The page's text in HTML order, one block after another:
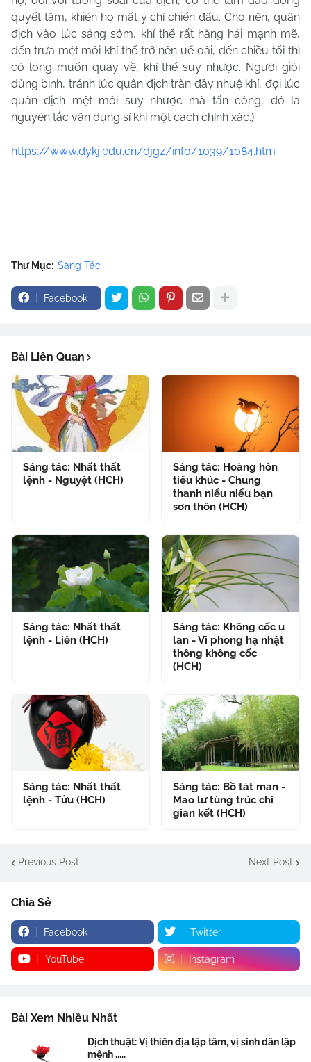
quyết tâm, khiến họ mất ý chí chiến đấu. Cho nên, quân
địch vào lúc sáng sớm, khí thế rất hăng hái mạnh mẽ,
đến trưa mệt mỏi khí thế trở nên uể oải, đến chiều tối thì
có lòng muốn quay về, khí thế suy nhược. Người giỏi
dùng binh, tránh lúc quân địch tràn đầy nhuệ khí, đợi lúc
quân địch mệt mỏi suy nhược mà tấn công, đó là
nguyên tắc vận dụng sĩ khí một cách chính xác.)
https://www.dykj.edu.cn/djgz/info/1039/1084.htm
Thư Mục: Sáng Tác
Facebook
Bài Liên Quan
Sáng tác: Nhất thất
lệnh - Nguyệt (HCH)
Sáng tác: Hoàng hôn
tiểu khúc - Chung
thanh niểu niểu bạn
sơn thôn (HCH)
Sáng tác: Nhất thất
lệnh - Liên (HCH)
Sáng tác: Không cốc u
lan - Vi phong hạ nhật
thông không cốc
(HCH)
Sáng tác: Nhất thất
lệnh - Tửu (HCH)
Sáng tác: Bồ tát man -
Mao lư tùng trúc chi
gian kết (HCH)
Previous Post Next Post
Chia Sẻ
Facebook Twitter
YouTube Instagram
Bài Xem Nhiều Nhất
Dịch thuật: Vị thiên địa lập tâm, vị sinh dân lập
mệnh .....